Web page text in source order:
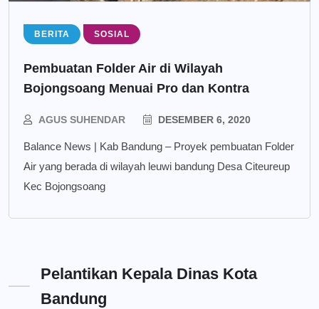
BERITA SOSIAL
Pembuatan Folder Air di Wilayah
Bojongsoang Menuai Pro dan Kontra
AGUS SUHENDAR DESEMBER 6, 2020
Balance News | Kab Bandung – Proyek pembuatan Folder
Air yang berada di wilayah leuwi bandung Desa Citeureup
Kec Bojongsoang
Pelantikan Kepala Dinas Kota
Bandung